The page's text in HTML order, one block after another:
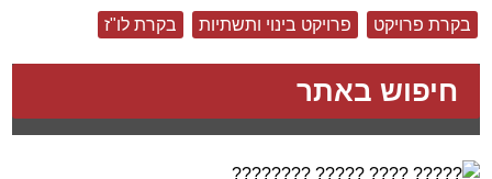
בקרת פרויקט פרויקט בינוי ותשתיות בקרת לו"ז
חיפוש באתר